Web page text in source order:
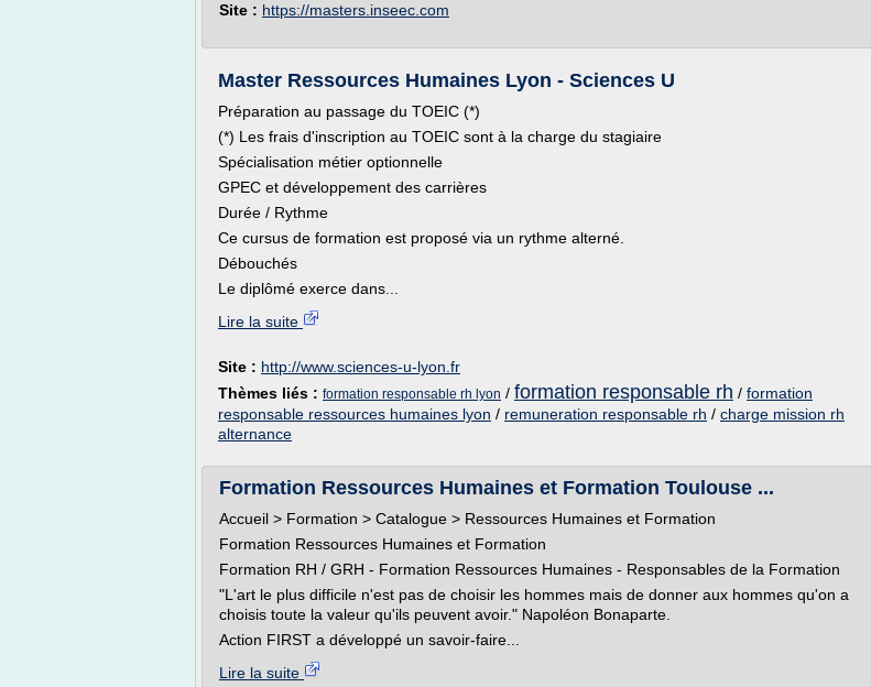
Site : https://masters.inseec.com
Master Ressources Humaines Lyon - Sciences U
Préparation au passage du TOEIC (*)
(*) Les frais d'inscription au TOEIC sont à la charge du stagiaire
Spécialisation métier optionnelle
GPEC et développement des carrières
Durée / Rythme
Ce cursus de formation est proposé via un rythme alterné.
Débouchés
Le diplômé exerce dans...
Lire la suite
Site : http://www.sciences-u-lyon.fr
Thèmes liés : formation responsable rh lyon / formation responsable rh / formation
responsable ressources humaines lyon / remuneration responsable rh / charge mission rh
alternance
Formation Ressources Humaines et Formation Toulouse ...
Accueil > Formation > Catalogue > Ressources Humaines et Formation
Formation Ressources Humaines et Formation
Formation RH / GRH - Formation Ressources Humaines - Responsables de la Formation
"L'art le plus difficile n'est pas de choisir les hommes mais de donner aux hommes qu'on a
choisis toute la valeur qu'ils peuvent avoir." Napoléon Bonaparte.
Action FIRST a développé un savoir-faire...
Lire la suite